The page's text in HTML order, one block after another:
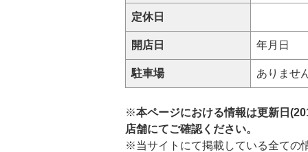
定休日
開店日 年月日
駐車場 ありませ
※本ページにおける情報は更新日
店舗にてご確認ください。
※当サイトにて掲載している全ての